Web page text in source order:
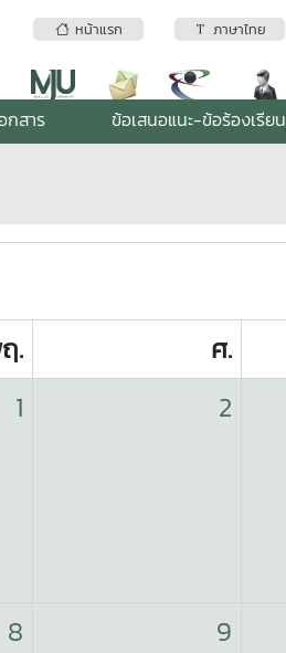
หน้าแรก ภาษาไทย
กสาร ข้อเสนอแนะ-ข้อร้องเรียน
. ศ.
1 2
8 9